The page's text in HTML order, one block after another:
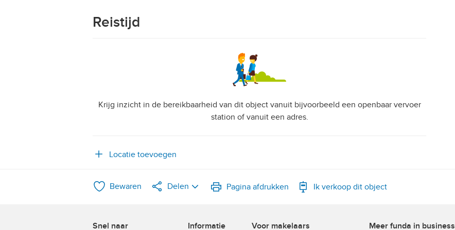
Reistijd
Krijg inzicht in de bereikbaarheid van dit object vanuit bijvoorbeeld een openbaar vervoer
station of vanuit een adres.
Locatie toevoegen
Bewaren Delen Pagina afdrukken Ik verkoop dit object
Snel naar Informatie Voor makelaars Meer funda in business